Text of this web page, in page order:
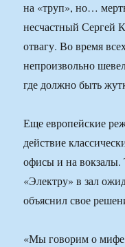
на «труп», но…
несчастный Сергей
отвагу. Во время
непроизвольно
где должно быть
Еще европейские
действие
офисы и на вокзалы.
«Электру» в зал
объяснил свое
«Мы говорим о